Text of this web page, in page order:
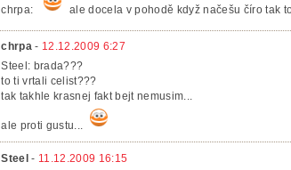
chrpa: ale docela v pohodě když načešu číro tak
chrpa - 12.12.2009 6:27
Steel: brada???
to ti vrtali celist???
tak takhle krasnej fakt bejt nemusim...
ale proti gustu...
Steel - 11.12.2009 16:15